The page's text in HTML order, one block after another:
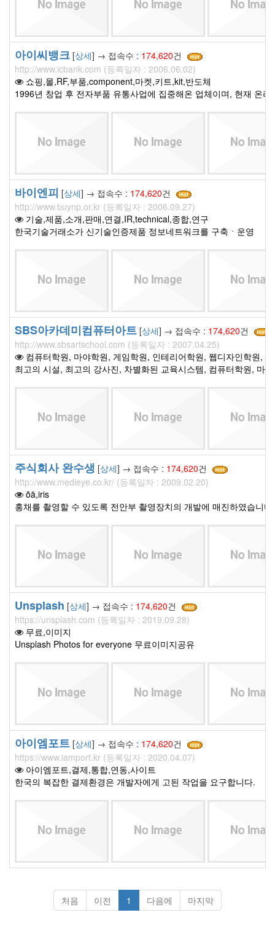
아이씨뱅크 [상세] → 접속수 : 174,620건
http://www.icbank.com (등록일자 : 2006.06.02)
쇼핑,몰,RF,부품,component,마켓,키트,kit,반도체
1996년 창업 후 전자부품 유통사업에 집중해온 업체이며, 현재 온
바이엔피 [상세] → 접속수 : 174,620건
http://www.buynp.or.kr (등록일자 : 2006.09.27)
기술,제품,소개,판매,연결,IR,technical,종합,연구
한국기술거래소가 신기술인증제품 정보네트워크를 구축ㆍ운영
SBS아카데미컴퓨터아트 [상세] → 접속수 : 174,620건
http://www.sbsartschool.com (등록일자 : 2007.04.25)
컴퓨터학원, 마야학원, 게임학원, 인테리어학원, 웹디자인학원,
최고의 시설, 최고의 강사진, 차별화된 교육시스템, 컴퓨터학원, 마
주식회사 완수생 [상세] → 접속수 : 174,620건
http://www.medieye.co.kr/ (등록일자 : 2009.02.20)
ȫä,iris
홍채를 촬영할 수 있도록 전안부 촬영장치의 개발에 매진하였습니다.
Unsplash [상세] → 접속수 : 174,620건
https://unsplash.com (등록일자 : 2019.09.28)
무료,이미지
Unsplash Photos for everyone 무료이미지공유
아이엠포트 [상세] → 접속수 : 174,620건
https://www.iamport.kr (등록일자 : 2020.04.07)
아이엠포트,결제,통합,연동,사이트
한국의 복잡한 결제환경은 개발자에게 고된 작업을 요구합니다.
처음 이전 1 다음에 마지막